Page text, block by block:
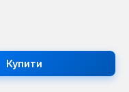
потрібну
Купити